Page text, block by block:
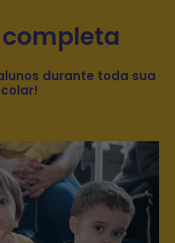
durante toda sua